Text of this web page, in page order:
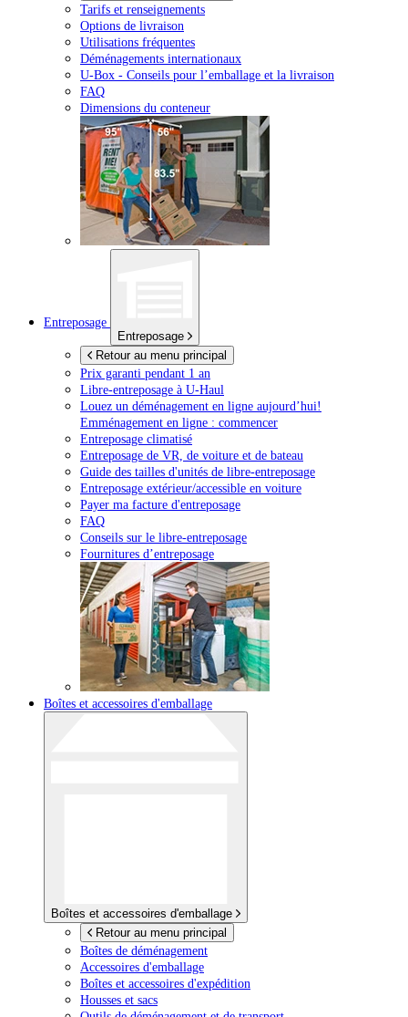
Tarifs et renseignements
Options de livraison
Utilisations fréquentes
Déménagements internationaux
U-Box - Conseils pour l’emballage et la livraison
FAQ
Dimensions du conteneur
Entreposage
Entreposage
Retour au menu principal
Prix garanti pendant 1 an
Libre-entreposage à U-Haul
Louez un déménagement en ligne aujourd’hui!
Emménagement en ligne : commencer
Entreposage climatisé
Entreposage de VR, de voiture et de bateau
Guide des tailles d'unités de libre-entreposage
Entreposage extérieur/accessible en voiture
Payer ma facture d'entreposage
FAQ
Conseils sur le libre-entreposage
Fournitures d’entreposage
Boîtes et accessoires d'emballage
Boîtes et accessoires d'emballage
Retour au menu principal
Boîtes de déménagement
Accessoires d'emballage
Boîtes et accessoires d'expédition
Housses et sacs